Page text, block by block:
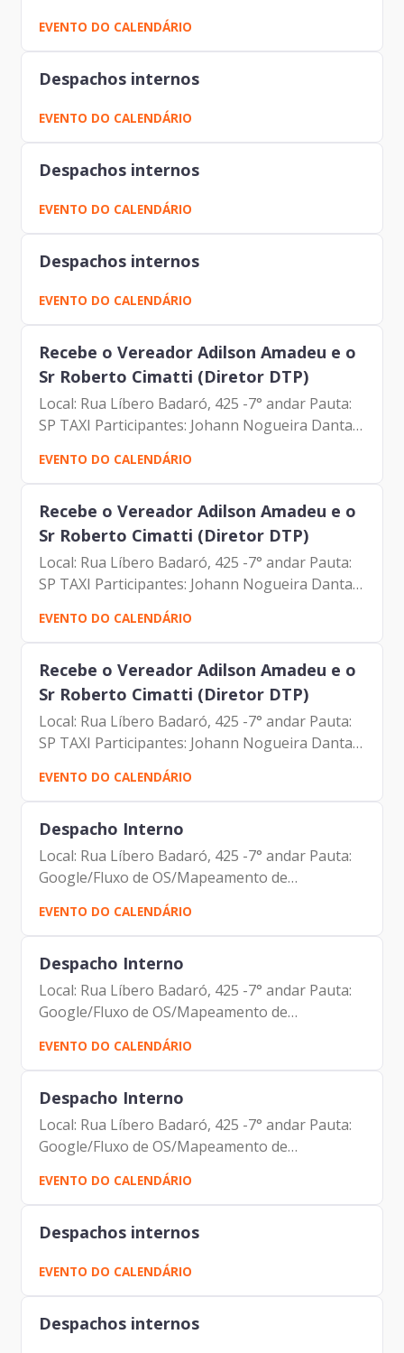
Participantes: Johann Nogueira Dantas
(Prodam) Carolina Magnani Hiromoto (Prodam)
Dr. João Antonio da...
EVENTO DO CALENDÁRIO
Despachos internos
EVENTO DO CALENDÁRIO
Despachos internos
EVENTO DO CALENDÁRIO
Despachos internos
EVENTO DO CALENDÁRIO
Recebe o Vereador Adilson Amadeu e o
Sr Roberto Cimatti (Diretor DTP)
Local: Rua Líbero Badaró, 425 -7° andar Pauta:
SP TAXI Participantes: Johann Nogueira Dantas
Adilson Amadeu Roberto Cimatti Johann
Nogueira Dantas
EVENTO DO CALENDÁRIO
Recebe o Vereador Adilson Amadeu e o
Sr Roberto Cimatti (Diretor DTP)
Local: Rua Líbero Badaró, 425 -7° andar Pauta:
SP TAXI Participantes: Johann Nogueira Dantas
Adilson Amadeu Roberto Cimatti Johann
Nogueira Dantas
EVENTO DO CALENDÁRIO
Recebe o Vereador Adilson Amadeu e o
Sr Roberto Cimatti (Diretor DTP)
Local: Rua Líbero Badaró, 425 -7° andar Pauta:
SP TAXI Participantes: Johann Nogueira Dantas
Adilson Amadeu Roberto Cimatti Johann
Nogueira Dantas
EVENTO DO CALENDÁRIO
Despacho Interno
Local: Rua Líbero Badaró, 425 -7° andar Pauta:
Google/Fluxo de OS/Mapeamento de
Oportunidades Participantes: Johann Nogueira
Dantas Carolina Magnani Hiromoto Alberto
Campos Ribeiro Renato Beltramo...
EVENTO DO CALENDÁRIO
Despacho Interno
Local: Rua Líbero Badaró, 425 -7° andar Pauta:
Google/Fluxo de OS/Mapeamento de
Oportunidades Participantes: Johann Nogueira
Dantas Carolina Magnani Hiromoto Alberto
Campos Ribeiro Renato Beltramo...
EVENTO DO CALENDÁRIO
Despacho Interno
Local: Rua Líbero Badaró, 425 -7° andar Pauta:
Google/Fluxo de OS/Mapeamento de
Oportunidades Participantes: Johann Nogueira
Dantas Carolina Magnani Hiromoto Alberto
Campos Ribeiro Renato Beltramo...
EVENTO DO CALENDÁRIO
Despachos internos
EVENTO DO CALENDÁRIO
Despachos internos